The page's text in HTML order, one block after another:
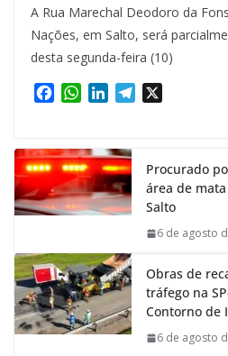
A Rua Marechal Deodoro da
Nações, em Salto, será
desta segunda-feira (10)
e
b
o
o
W
t
s
A
p
k
e
d
I
m
Procurado
área de
Salto
6 de agosto
Obras de
tráfego na
Contorno de
6 de agosto